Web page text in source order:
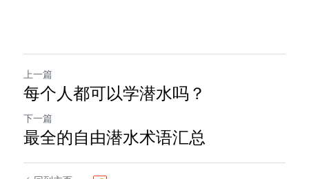
上一篇
每个人都可以学潜水吗？
下一篇
最全的自由潜水术语汇总